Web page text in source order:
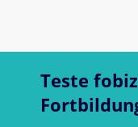
Teste